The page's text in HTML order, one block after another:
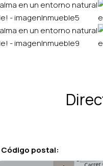
Código postal: